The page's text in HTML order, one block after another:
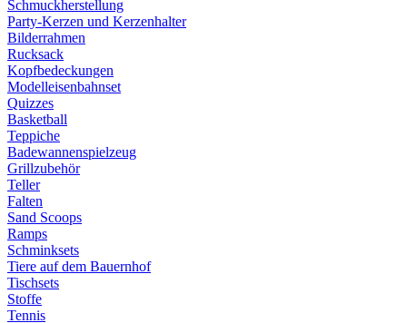
Schmuckherstellung
Party-Kerzen und Kerzenhalter
Bilderrahmen
Rucksack
Kopfbedeckungen
Modelleisenbahnset
Quizzes
Basketball
Teppiche
Badewannenspielzeug
Grillzubehör
Teller
Falten
Sand Scoops
Ramps
Schminksets
Tiere auf dem Bauernhof
Tischsets
Stoffe
Tennis